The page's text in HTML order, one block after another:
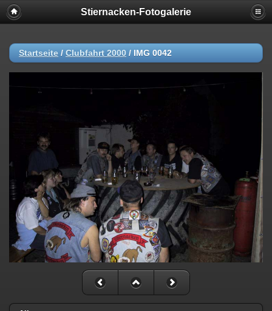
Stiernacken-Fotogalerie
Startseite / Clubfahrt 2000 / IMG 0042